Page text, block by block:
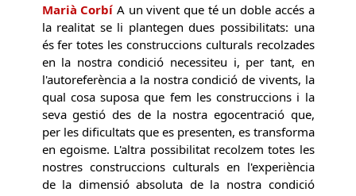
Marià Corbí A un vivent que té un doble accés a
la realitat se li plantegen dues possibilitats: una
és fer totes les construccions culturals recolzades
en la nostra condició necessiteu i, per tant, en
l'autoreferència a la nostra condició de vivents, la
qual cosa suposa que fem les construccions i la
seva gestió des de la nostra egocentració que,
per les dificultats que es presenten, es transforma
en egoisme. L'altra possibilitat recolzem totes les
nostres construccions culturals en l'experiència
de la dimensió absoluta de la nostra condició